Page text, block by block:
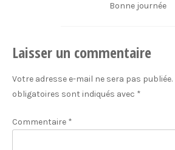
Bonne journée
Laisser un commentaire
Votre adresse e-mail ne sera pas publiée.
obligatoires sont indiqués avec *
Commentaire *